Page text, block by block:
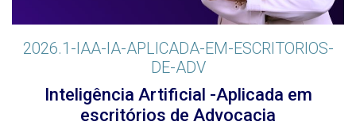
2026.1-IAA-IA-APLICADA-EM-ESCRITORIOS-
DE-ADV
Inteligência Artificial -Aplicada em
escritórios de Advocacia